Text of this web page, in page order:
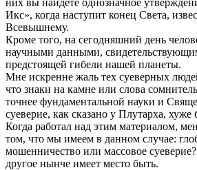
Икс», когда наступит конец Света,
Всевышнему.
Кроме того, на сегодняшний день
научными данными,
предстоящей гибели нашей планеты.
Мне искренне жаль тех суеверных
что знаки на камне или слова
точнее фундаментальной науки и
суеверие, как сказано у Плутарха, хуже
Когда работал над этим материалом,
том, что мы имеем в данном случае:
мошенничество или массовое
другое нынче имеет место быть.